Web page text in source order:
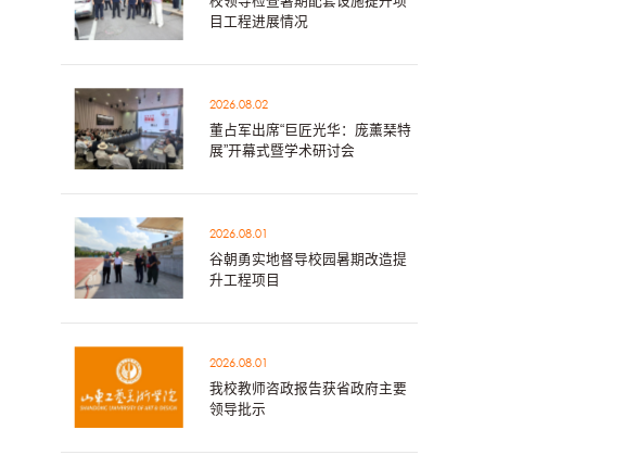
目工程进展情况
2026.08.02
董占军出席“巨匠光华：庞薰琹特
展”开幕式暨学术研讨会
2026.08.01
谷朝勇实地督导校园暑期改造提
升工程项目
2026.08.01
我校教师咨政报告获省政府主要
领导批示